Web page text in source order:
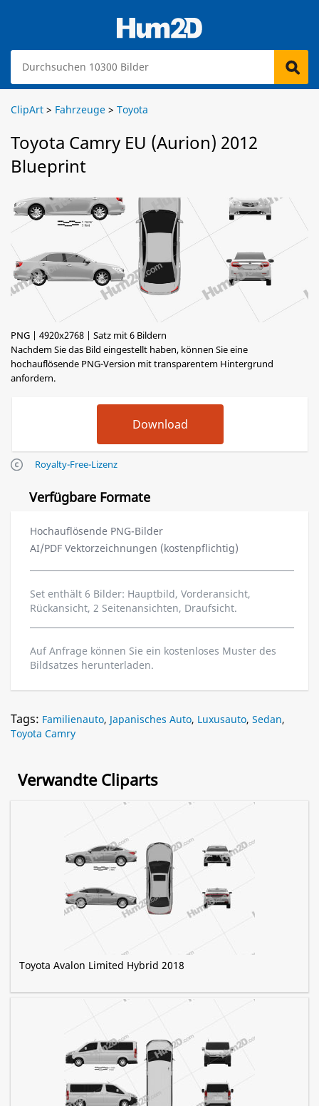
ClipArt > Fahrzeuge > Toyota
Toyota Camry EU (Aurion) 2012
Blueprint
PNG | 4920x2768 | Satz mit 6 Bildern
Nachdem Sie das Bild eingestellt haben, können Sie eine
hochauflösende PNG-Version mit transparentem Hintergrund
anfordern.
Royalty-Free-Lizenz
Verfügbare Formate
Hochauflösende PNG-Bilder
AI/PDF Vektorzeichnungen (kostenpflichtig)
Set enthält 6 Bilder: Hauptbild, Vorderansicht,
Rückansicht, 2 Seitenansichten, Draufsicht.
Auf Anfrage können Sie ein kostenloses Muster des
Bildsatzes herunterladen.
Tags: Familienauto, Japanisches Auto, Luxusauto, Sedan,
Toyota Camry
Verwandte Cliparts
Toyota Avalon Limited Hybrid 2018